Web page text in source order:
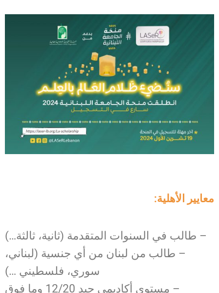
:معايير الأهلية
– طالب في السنوات المتقدمة (ثانية، ثالثة…)
– طالب من لبنان من أي جنسية (لبناني،
سوري، فلسطيني …)
– مستوى أكاديمي جيد 12/20 وما فوق